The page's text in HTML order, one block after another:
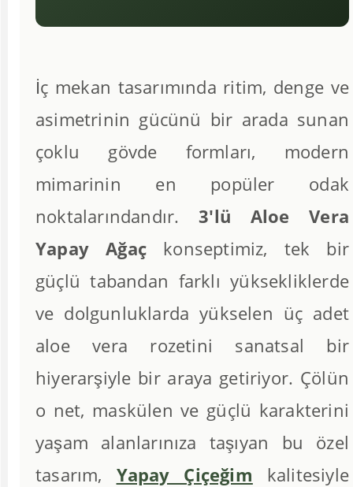
İç mekan tasarımında ritim, denge ve
asimetrinin gücünü bir arada sunan
çoklu gövde formları, modern
mimarinin en popüler odak
noktalarındandır.3'lü Aloe Vera
Yapay Ağaçkonseptimiz, tek bir
güçlü tabandan farklı yüksekliklerde
ve dolgunluklarda yükselen üç adet
aloe vera rozetini sanatsal bir
hiyerarşiyle bir araya getiriyor. Çölün
o net, maskülen ve güçlü karakterini
yaşam alanlarınıza taşıyan bu özel
tasarım, Yapay Çiçeğim kalitesiyle